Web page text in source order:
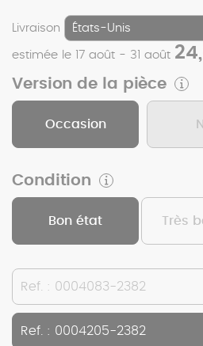
Livraison
estimée le 17 août - 31 août
Version de la pièce
Occasion
Condition
Bon état Très
Ref. : 0004083-2382
Ref. : 0004205-2382